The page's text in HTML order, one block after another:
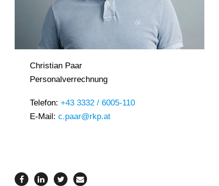
Christian Paar
Personalverrechnung
Telefon:+43 3332 / 6005-110
E-Mail:c.paar@rkp.at